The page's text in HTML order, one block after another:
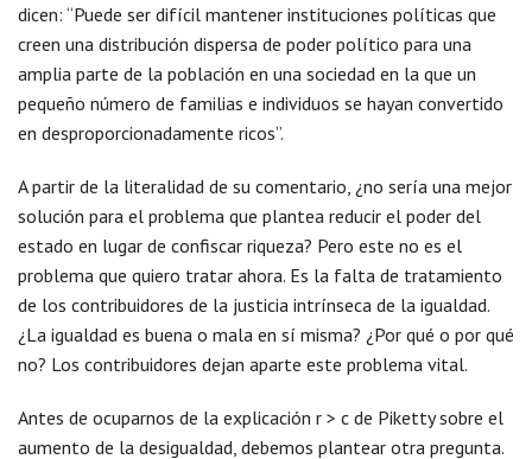
dicen: “Puede ser difícil mantener instituciones políticas que
creen una distribución dispersa de poder político para una
amplia parte de la población en una sociedad en la que un
pequeño número de familias e individuos se hayan convertido
en desproporcionadamente ricos”.
A partir de la literalidad de su comentario, ¿no sería una mejor
solución para el problema que plantea reducir el poder del
estado en lugar de confiscar riqueza? Pero este no es el
problema que quiero tratar ahora. Es la falta de tratamiento
de los contribuidores de la justicia intrínseca de la igualdad.
¿La igualdad es buena o mala en sí misma? ¿Por qué o por qué
no? Los contribuidores dejan aparte este problema vital.
Antes de ocuparnos de la explicación r > c de Piketty sobre el
aumento de la desigualdad, debemos plantear otra pregunta.